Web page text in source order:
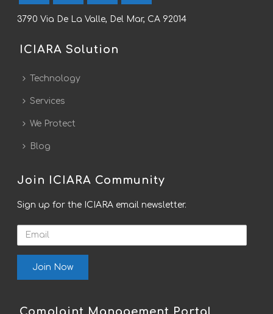
3790 Via De La Valle, Del Mar, CA 92014
ICIARA Solution
Technology
Services
We Protect
Blog
Join ICIARA Community
Sign up for the ICIARA email newsletter.
Email